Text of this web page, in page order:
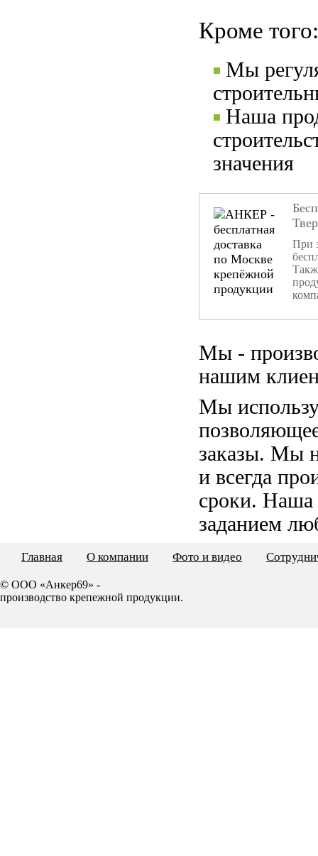
Кроме того:
Мы
Наша
значения
При
Мы -
нашим
Мы
заказы. Мы
и всегда
сроки. Наша
заданием
Главная О компании Фото и видео
© ООО «Анкер69» -
производство крепежной продукции.